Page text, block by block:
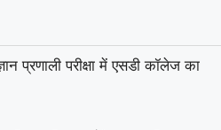
प्रणाली परीक्षा में एसडी कॉलेज का